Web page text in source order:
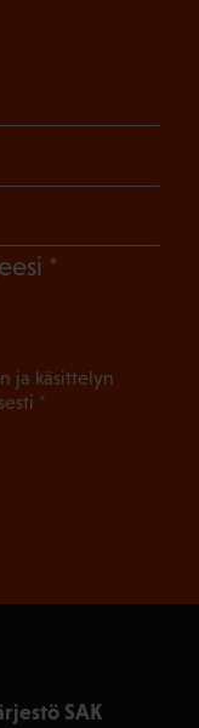
SAK
(Pakollinen)
ja käsittelyn
*